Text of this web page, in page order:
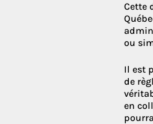
Cette
ou
Il est
de
en